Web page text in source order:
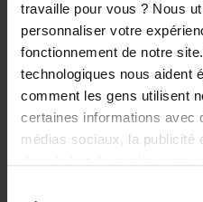
travaille pour vous ? Nous
personnaliser votre
fonctionnement de notre
technologiques nous aident
comment les gens utilisent
certaines informations avec
médias sociaux, la publicité
VOUS
Kit
Moteur
Kit
Entretien
Moteur